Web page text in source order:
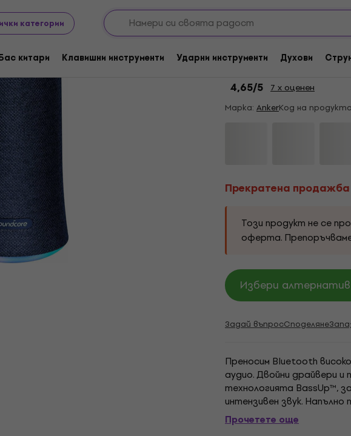
категории
китари Клавишни инструменти Ударни инструменти Духови
аудио Безжични и преносими високоговорители
Прекратена продажба
Anker Soundcore
тонколона
4,65/5 7 x оценен
Марка: AnkerКод на
Прекратена продажба
Този продукт не се
оферта.
Избери
Задай въпросСподеляне
Преносим Bluetooth
аудио. Двойни драйвери
технологията BassUp™,
интензивен звук.
пулсира, фазира и
пръстени едновременно...
Прочетете още